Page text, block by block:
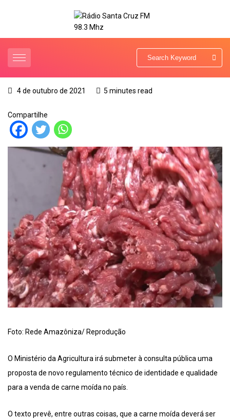
4 de outubro de 2021 5 minutes read
Compartilhe
Foto: Rede Amazôniza/ Reprodução
O Ministério da Agricultura irá submeter à consulta pública uma
proposta de novo regulamento técnico de identidade e qualidade
para a venda de carne moída no país.
O texto prevê, entre outras coisas, que a carne moída deverá ser